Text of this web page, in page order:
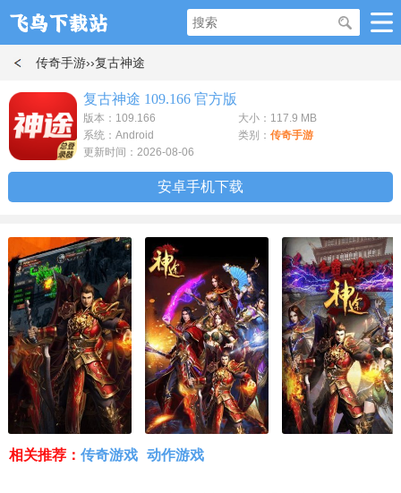
传奇手游››复古神途
复古神途 109.166 官方版
版本：109.166
大小：117.9 MB
系统：Android
类别： 传奇手游
更新时间：2026-08-06
安卓手机下载
相关推荐： 传奇游戏 动作游戏